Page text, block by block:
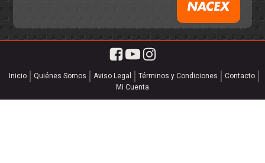
Inicio Quiénes Somos Aviso Legal Términos y Condiciones
Contacto
Mi Cuenta